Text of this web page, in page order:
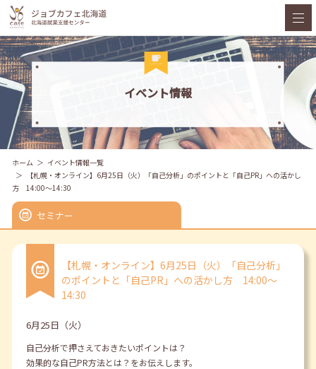
イベント情報
ホーム
イベント情報一覧
【札幌・オンライン】6月25日（火）「自己分析」のポイントと「自己PR」への活かし
方 14:00～14:30
セミナー
【札幌・オンライン】6月25日（火）「自己分析」
のポイントと「自己PR」への活かし方 14:00～
14:30
6月25日（火）
自己分析で押さえておきたいポイントは？
効果的な自己PR方法とは？をお伝えします。